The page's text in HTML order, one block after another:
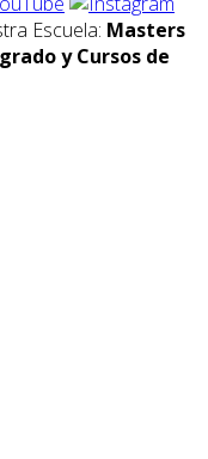
Escuela: Masters
y Cursos de